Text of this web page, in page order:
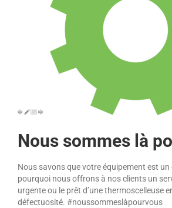
Nous sommes là
Nous savons que votre équipement est un
pourquoi nous offrons à nos clients un
urgente ou le prêt d’une thermoscelleuse
défectuosité. #noussommeslàpourvous